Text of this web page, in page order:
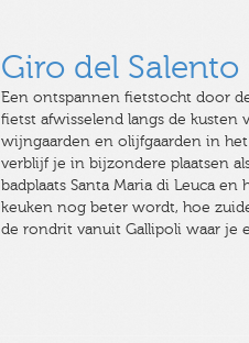
Giro del Salento
Een ontspannen fietstocht door
fietst afwisselend langs de kusten
wijngaarden en olijfgaarden in
verblijf je in bijzondere plaatsen
badplaats Santa Maria di Leuca
keuken nog beter wordt, hoe
de rondrit vanuit Gallipoli waar je